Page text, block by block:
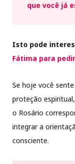
que você já
Isto pode
Fátima para
Se hoje você
proteção
o Rosário
integrar a
consciente.